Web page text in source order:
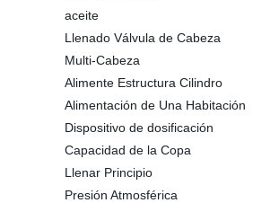
aceite
Llenado Válvula de Cabeza
Multi-Cabeza
Alimente Estructura Cilindro
Alimentación de Una Habitación
Dispositivo de dosificación
Capacidad de la Copa
Llenar Principio
Presión Atmosférica